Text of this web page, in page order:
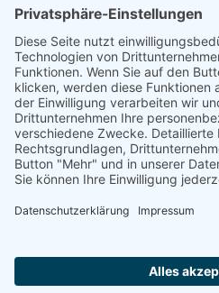
rechtl.
Design by